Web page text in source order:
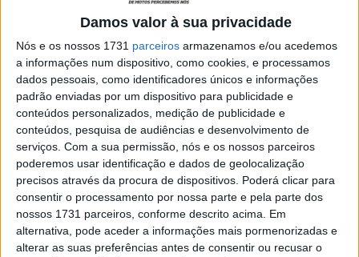
Damos valor à sua privacidade
Nós e os nossos 1731 parceiros armazenamos e/ou acedemos
a informações num dispositivo, como cookies, e processamos
dados pessoais, como identificadores únicos e informações
padrão enviadas por um dispositivo para publicidade e
conteúdos personalizados, medição de publicidade e
conteúdos, pesquisa de audiências e desenvolvimento de
serviços. Com a sua permissão, nós e os nossos parceiros
poderemos usar identificação e dados de geolocalização
precisos através da procura de dispositivos. Poderá clicar para
consentir o processamento por nossa parte e pela parte dos
nossos 1731 parceiros, conforme descrito acima. Em
alternativa, pode aceder a informações mais pormenorizadas e
alterar as suas preferências antes de consentir ou recusar o
🔊 Ouvir artigo
O piloto da GYTR GRT Yamaha WorldSBK, Dominique
Aegerter, sofreu ferimentos num incidente de treino na
Áustria enquanto se preparava para o resto da época de
2024.
Foi transportado de avião de volta para a sua terra natal,
a Suíça, onde foi confirmado que tinha sofrido múltiplas
fracturas nas costelas e uma lesão no ombro direito.
Hoje será submetido a uma intervenção cirúrgica para
estabilização.